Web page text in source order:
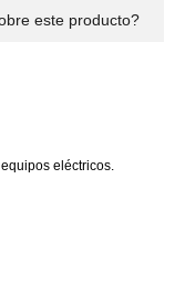
este producto?
eléctricos.